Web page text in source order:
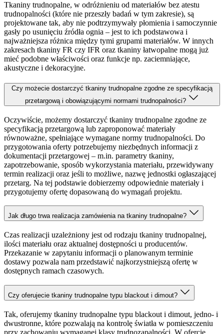
Tkaniny trudnopalne, w odróżnieniu od materiałów bez atestu
trudnopalności (które nie przeszły badań w tym zakresie), są
projektowane tak, aby nie podtrzymywały płomienia i samoczynnie
gasły po usunięciu źródła ognia – jest to ich podstawowa i
najważniejsza różnica między tymi grupami materiałów. W innych
zakresach tkaniny FR czy IFR oraz tkaniny łatwopalne mogą już
mieć podobne właściwości oraz funkcje np. zaciemniające,
akustyczne i dekoracyjne.
Czy możecie dostarczyć tkaniny trudnopalne zgodne ze specyfikacją
przetargową i obowiązującymi normami trudnopalności?
Oczywiście, możemy dostarczyć tkaniny trudnopalne zgodne ze
specyfikacją przetargową lub zaproponować materiały
równoważne, spełniające wymagane normy trudnopalności. Do
przygotowania oferty potrzebujemy niezbędnych informacji z
dokumentacji przetargowej – m.in. parametry tkaniny,
zapotrzebowanie, sposób wykorzystania materiału, przewidywany
termin realizacji oraz jeśli to możliwe, nazwę jednostki ogłaszającej
przetarg. Na tej podstawie dobierzemy odpowiednie materiały i
przygotujemy ofertę dopasowaną do wymagań projektu.
Jak długo trwa realizacja zamówienia na tkaniny trudnopalne?
Czas realizacji uzależniony jest od rodzaju tkaniny trudnopalnej,
ilości materiału oraz aktualnej dostępności u producentów.
Przekazanie w zapytaniu informacji o planowanym terminie
dostawy pozwala nam przedstawić najkorzystniejszą ofertę w
dostępnych ramach czasowych.
Czy oferujecie tkaniny trudnopalne typu blackout i dimout?
Tak, oferujemy tkaniny trudnopalne typu blackout i dimout, jedno- i
dwustronne, które pozwalają na kontrolę światła w pomieszczeniu
przy zachowaniu wymaganej klasy trudnozapalności. W ofercie